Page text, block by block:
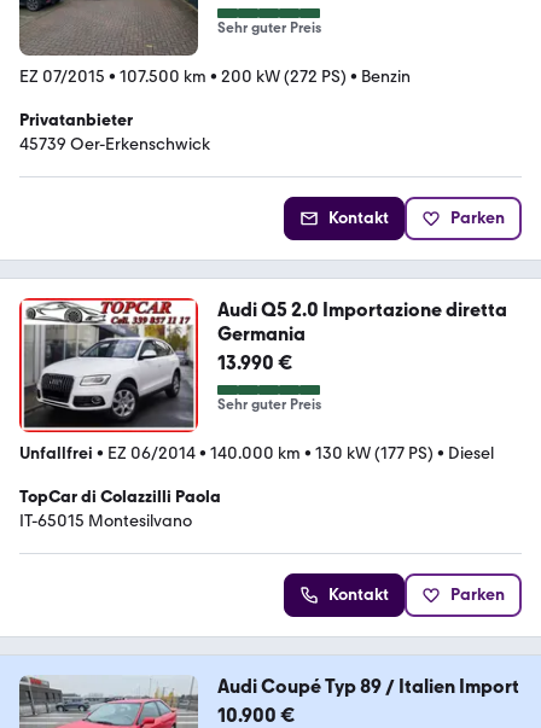
Sehr guter Preis
EZ 07/2015 • 107.500 km • 200 kW (272 PS) • Benzin
Privatanbieter
45739 Oer-Erkenschwick
Kontakt Parken
Audi Q5 2.0 Importazione diretta
Germania
13.990 €
Sehr guter Preis
Unfallfrei • EZ 06/2014• 140.000 km • 130 kW (177 PS) • Diesel
TopCar di Colazzilli Paola
IT-65015 Montesilvano
Kontakt Parken
Audi Coupé Typ 89 / Italien Import
10.900 €